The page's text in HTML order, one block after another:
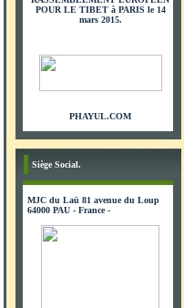
POUR LE TIBET à PARIS le 14
mars 2015.
PHAYUL.COM
Siège Social.
MJC du Laü 81 avenue du Loup
64000 PAU - France -